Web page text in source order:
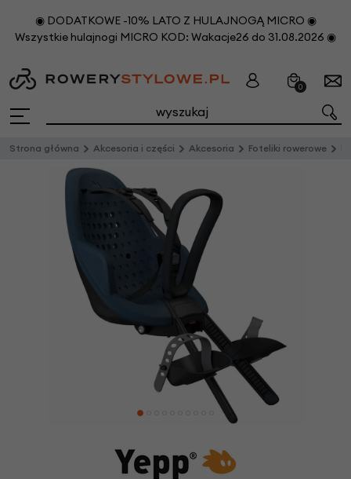
◉ DODATKOWE -10% LATO Z HULAJNOGĄ MICRO ◉
Wszystkie hulajnogi MICRO KOD: Wakacje26 do 31.08.2026 ◉
0
Strona główna Akcesoria i części Akcesoria Foteliki rowerowe